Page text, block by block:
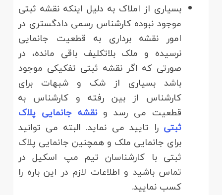
بسیاری از املاک به دلیل اینکه نقشه ثبتی
موجود نبوده کارشناس رسمی دادگستری در
امور نقشه برداری به قطعیت جانمایی
نرسیده و ملک بلاتکلیف باقی مانده، در
صورتی که اگر نقشه ثبتی تفکیکی موجود
باشد بسیاری از شک و شبهات برای
کارشناس از بین رفته و کارشناس به
قطعیت می رسد ونقشه جانمایی پلاک
ثبتی را تایید می نماید. البته می توانید
برای جانمایی ملک و همچنین جانمایی پلاک
ثبتی با کارشناسان تیم مپ اسکیل در
تماس باشید و اطلاعات لازم در این باره را
کسب نمایید.